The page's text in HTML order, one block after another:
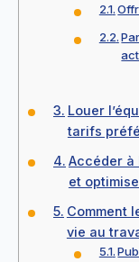
Louer
tarifs
Accéder à
et
Comment
vie au